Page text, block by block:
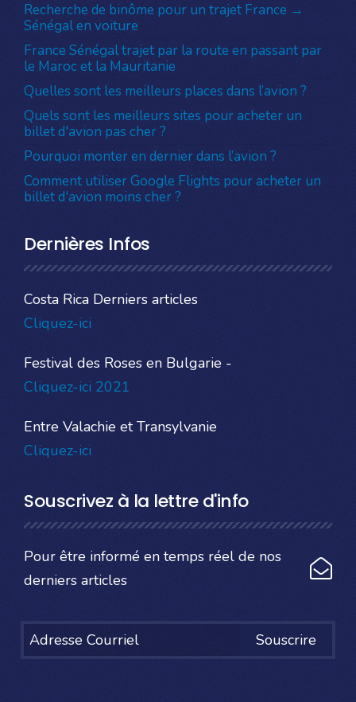
Recherche de binôme pour un trajet France →
Sénégal en voiture
France Sénégal trajet par la route en passant par
le Maroc et la Mauritanie
Quelles sont les meilleurs places dans l’avion ?
Quels sont les meilleurs sites pour acheter un
billet d'avion pas cher ?
Pourquoi monter en dernier dans l’avion ?
Comment utiliser Google Flights pour acheter un
billet d'avion moins cher ?
Dernières Infos
Costa Rica Derniers articles
Cliquez-ici
Festival des Roses en Bulgarie -
Cliquez-ici 2021
Entre Valachie et Transylvanie
Cliquez-ici
Souscrivez à la lettre d'info
Pour être informé en temps réel de nos
derniers articles
Souscrire